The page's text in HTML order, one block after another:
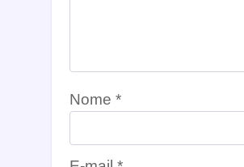
Nome *